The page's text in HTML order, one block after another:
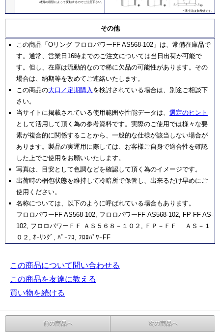
材質の種類によって変動するのでご注意下さい。
* 溝寸法は参考値です。
その他
この商品「Oリング フロロパワーFF AS568-102」は、常備在庫品で
す。通常、営業日16時までのご注文については当日出荷が可能で
す。但し、在庫は流動的なので稀に欠品の可能性があります。その
場合は、納期等を改めてご連絡いたします。
この商品の大口／定期購入 を検討されている場合は、別途ご相談下
さい。
当サイトに掲載されている使用範囲や性能データは、選定のヒント
として活用して頂く為の参考資料です。実際のご使用では様々な要
素が複合的に関係することから、一般的な仕様が該当しない場合が
あります。製品の実運用に際しては、お客様ご自身で適合性を確認
した上でご使用をお願いいたします。
写真は、目安として色調などを確認して頂く為のイメージです。
出荷時の梱包状態を維持して冷暗所で保管し、出来るだけ早めにご
使用ください。
名称については、以下のように呼ばれている場合もあります。
フロロパワーFF AS568-102, フロロパワーFF-AS568-102, FP-FF AS-
102, フロロパワーＦＦ ＡＳ５６８－１０２, ＦＰ－ＦＦ ＡＳ－１
０２, ｵｰﾘﾝｸﾞ, ﾊﾟｰﾌﾛ, ﾌﾛﾛﾊﾟﾜｰFF
この商品について問い合わせる
この商品を友達に教える
買い物を続ける
前の商品へ 次の商品へ